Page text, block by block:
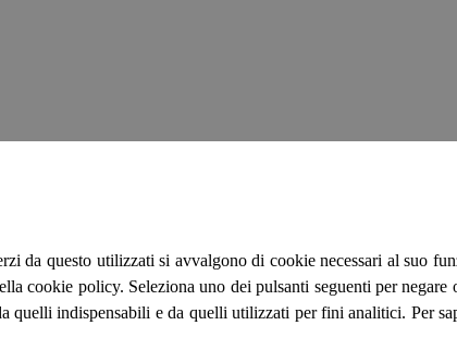
da questo utilizzati si avvalgono di cookie necessari al suo
cookie policy. Seleziona uno dei pulsanti seguenti per negare
quelli indispensabili e da quelli utilizzati per fini analitici. Per